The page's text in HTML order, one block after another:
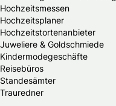
Hochzeitsmessen
Hochzeitsplaner
Hochzeitstortenanbieter
Juweliere & Goldschmiede
Kindermodegeschäfte
Reisebüros
Standesämter
Trauredner